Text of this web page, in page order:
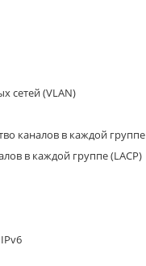
сетей (VLAN)
каналов в каждой группе
в каждой группе (LACP)